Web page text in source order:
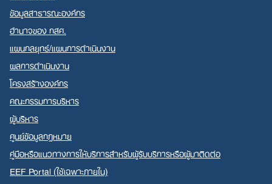
ข้อมูลสาธารณะองค์กร
อำนาจของ กสศ.
แผนกลยุทธ์/แผนการดำเนินงาน
ผลการดำเนินงาน
โครงสร้างองค์กร
คณะกรรมการบริหาร
ผู้บริหาร
ศูนย์ข้อมูลกฎหมาย
คู่มือหรือแนวทางการให้บริการสำหรับผู้รับบริการหรือผู้มาติดต่อ
EEF Portal (ใช้เฉพาะภายใน)